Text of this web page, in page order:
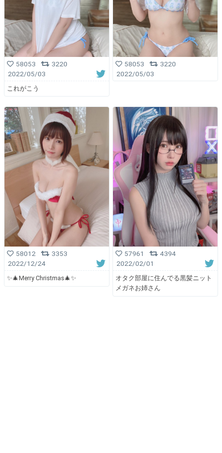
58053
3220
2022/05/03
これがこう
58053
3220
2022/05/03
58012
3353
2022/12/24
✨🎄Merry Christmas🎄✨
57961
4394
2022/02/01
オタク部屋に住んでる黒髪ニット
メガネお姉さん